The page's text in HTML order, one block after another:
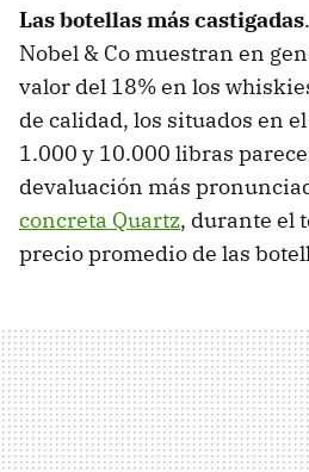
Las botellas más castigadas
Nobel & Co muestran en
valor del 18% en los
de calidad, los situados en
1.000 y 10.000 libras
devaluación más
concreta Quartz, durante el
precio promedio de las